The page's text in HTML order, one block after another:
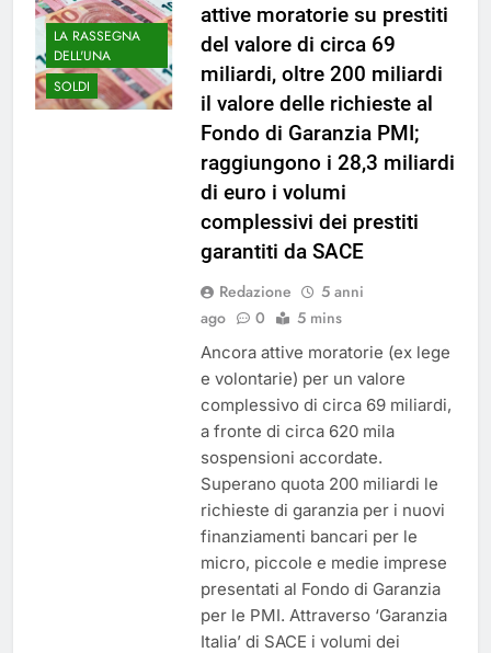
LA RASSEGNA
DELL'UNA
SOLDI
attive moratorie su prestiti
del valore di circa 69
miliardi, oltre 200 miliardi
il valore delle richieste al
Fondo di Garanzia PMI;
raggiungono i 28,3 miliardi
di euro i volumi
complessivi dei prestiti
garantiti da SACE
Redazione
5 anni
ago
0 5 mins
Ancora attive moratorie (ex lege
e volontarie) per un valore
complessivo di circa 69 miliardi,
a fronte di circa 620 mila
sospensioni accordate.
Superano quota 200 miliardi le
richieste di garanzia per i nuovi
finanziamenti bancari per le
micro, piccole e medie imprese
presentati al Fondo di Garanzia
per le PMI. Attraverso ‘Garanzia
Italia’ di SACE i volumi dei